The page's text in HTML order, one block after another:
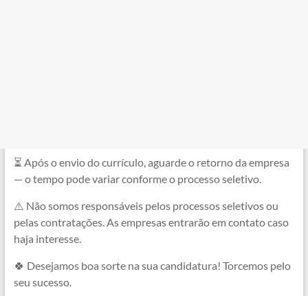
⏳ Após o envio do currículo, aguarde o retorno da empresa
— o tempo pode variar conforme o processo seletivo.
⚠️ Não somos responsáveis pelos processos seletivos ou
pelas contratações. As empresas entrarão em contato caso
haja interesse.
🍀 Desejamos boa sorte na sua candidatura! Torcemos pelo
seu sucesso.